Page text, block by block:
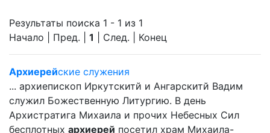
Результаты поиска 1 - 1 из 1
Начало | Пред. | 1 | След. | Конец
Архиерейские служения
... архиепископ Иркутскитй и Ангарскитй Вадим
служил Божественную Литургию. В день
Архистратига Михаила и прочих Небесных Сил
бесплотных архиерей посетил храм Михаила-